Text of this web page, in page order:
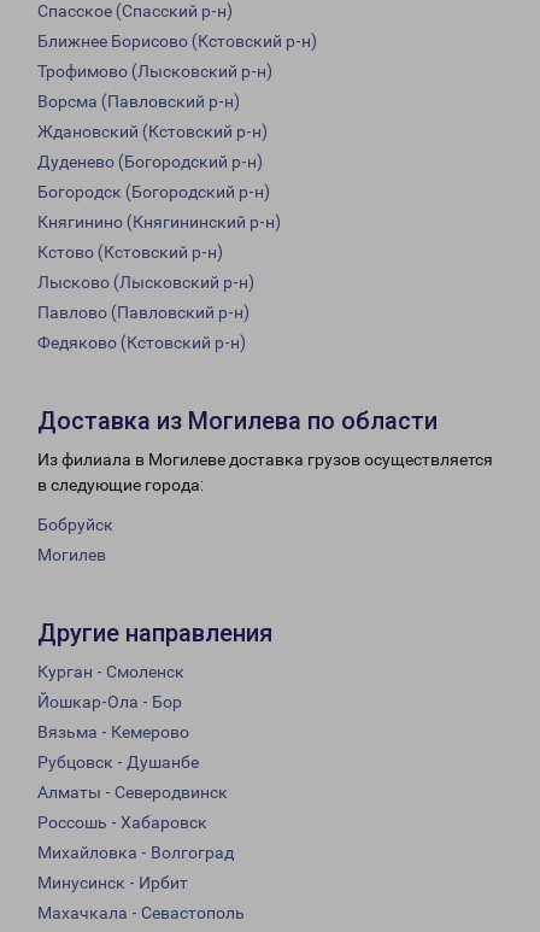
Спасское (Спасский р-н)
Ближнее Борисово (Кстовский р-н)
Трофимово (Лысковский р-н)
Ворсма (Павловский р-н)
Ждановский (Кстовский р-н)
Дуденево (Богородский р-н)
Богородск (Богородский р-н)
Княгинино (Княгининский р-н)
Кстово (Кстовский р-н)
Лысково (Лысковский р-н)
Павлово (Павловский р-н)
Федяково (Кстовский р-н)
Доставка из Могилева по области
Из филиала в Могилеве доставка грузов осуществляется
в следующие города:
Бобруйск
Могилев
Другие направления
Курган - Смоленск
Йошкар-Ола - Бор
Вязьма - Кемерово
Рубцовск - Душанбе
Алматы - Северодвинск
Россошь - Хабаровск
Михайловка - Волгоград
Минусинск - Ирбит
Махачкала - Севастополь